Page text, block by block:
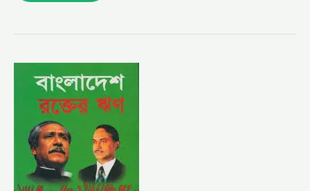
বাংলাদেশ-
রক্তের
ঋণ
অ্যান্থনি
মাসকারেনহাস
(BANGLADESH
:
A
LEGACY
OF
BLOOD
BY
ANTHONY
MASCARENHAS)